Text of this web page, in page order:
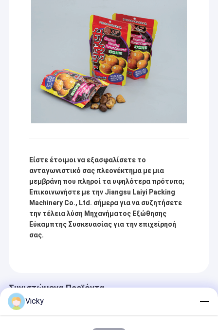
Είστε έτοιμοι να εξασφαλίσετε το
ανταγωνιστικό σας πλεονέκτημα με μια
μεμβράνη που πληροί τα υψηλότερα πρότυπα;
Επικοινωνήστε με την Jiangsu Laiyi Packing
Machinery Co., Ltd. σήμερα για να συζητήσετε
την τέλεια λύση Μηχανήματος Εξώθησης
Εύκαμπτης Συσκευασίας για την επιχείρησή
σας.
Συνιστώμενα Προϊόντα
Vicky